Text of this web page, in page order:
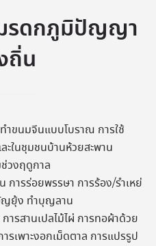
รดกภูมิปัญญา
ถิ่น
ำขนมจีนแบบโบราณ การใช้
ะในชุมชนบ้านห้วยสะพาน
วงฤดูกาล
ารร่อยพรรษา การร้อง/รำเหย่
ญยุ้ง ทำบุญลาน
รสานเปลไม้ไผ่ การทอผ้าด้วย
รเพาะงอกเม็ดตาล การแปรรูป